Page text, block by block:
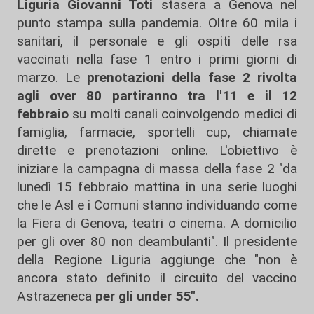
Liguria Giovanni Toti stasera a Genova nel
punto stampa sulla pandemia. Oltre 60 mila i
sanitari, il personale e gli ospiti delle rsa
vaccinati nella fase 1 entro i primi giorni di
marzo. Le prenotazioni della fase 2 rivolta
agli over 80 partiranno tra l'11 e il 12
febbraio su molti canali coinvolgendo medici di
famiglia, farmacie, sportelli cup, chiamate
dirette e prenotazioni online. L'obiettivo è
iniziare la campagna di massa della fase 2 "da
lunedì 15 febbraio mattina in una serie luoghi
che le Asl e i Comuni stanno individuando come
la Fiera di Genova, teatri o cinema. A domicilio
per gli over 80 non deambulanti". Il presidente
della Regione Liguria aggiunge che "non è
ancora stato definito il circuito del vaccino
Astrazeneca per gli under 55".